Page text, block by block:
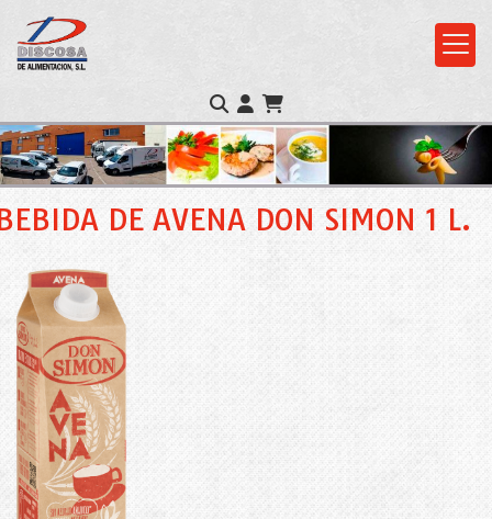
DE AVENA DON SIMON 1 L.